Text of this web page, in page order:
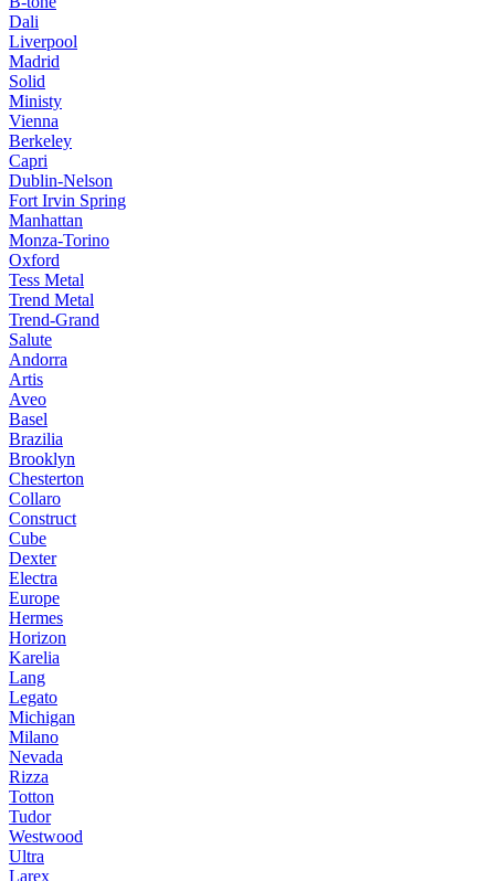
Dali
Liverpool
Madrid
Solid
Ministy
Vienna
Berkeley
Capri
Dublin-Nelson
Fort Irvin Spring
Manhattan
Monza-Torino
Oxford
Tess Metal
Trend Metal
Trend-Grand
Salute
Andorra
Artis
Aveo
Basel
Brazilia
Brooklyn
Chesterton
Collaro
Construct
Cube
Dexter
Electra
Europe
Hermes
Horizon
Karelia
Lang
Legato
Michigan
Milano
Nevada
Rizza
Totton
Tudor
Westwood
Ultra
Larex